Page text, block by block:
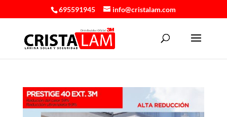
695591945 info@cristalam.com